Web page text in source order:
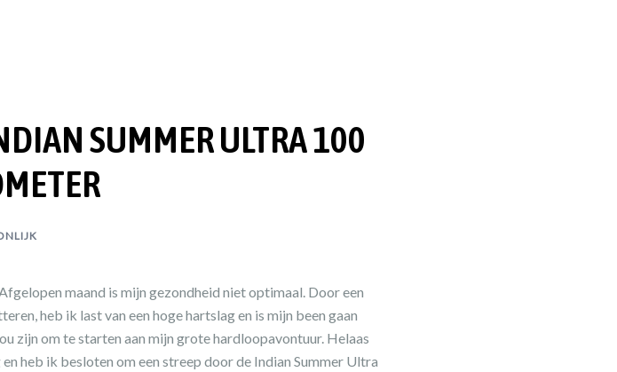
SUMMER ULTRA 100
maand is mijn gezondheid niet optimaal. Door een
heb ik last van een hoge hartslag en is mijn been gaan
zijn om te starten aan mijn grote hardloopavontuur. Helaas
heb ik besloten om een streep door de Indian Summer Ultra